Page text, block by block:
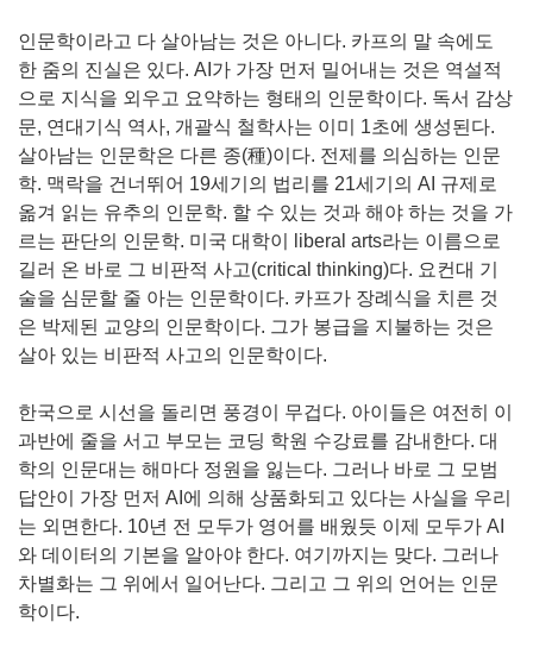
인문학이라고 다 살아남는 것은 아니다. 카프의 말 속에도
한 줌의 진실은 있다. AI가 가장 먼저 밀어내는 것은 역설적
으로 지식을 외우고 요약하는 형태의 인문학이다. 독서 감상
문, 연대기식 역사, 개괄식 철학사는 이미 1초에 생성된다.
살아남는 인문학은 다른 종(種)이다. 전제를 의심하는 인문
학. 맥락을 건너뛰어 19세기의 법리를 21세기의 AI 규제로
옮겨 읽는 유추의 인문학. 할 수 있는 것과 해야 하는 것을 가
르는 판단의 인문학. 미국 대학이 liberal arts라는 이름으로
길러 온 바로 그 비판적 사고(critical thinking)다. 요컨대 기
술을 심문할 줄 아는 인문학이다. 카프가 장례식을 치른 것
은 박제된 교양의 인문학이다. 그가 봉급을 지불하는 것은
살아 있는 비판적 사고의 인문학이다.
한국으로 시선을 돌리면 풍경이 무겁다. 아이들은 여전히 이
과반에 줄을 서고 부모는 코딩 학원 수강료를 감내한다. 대
학의 인문대는 해마다 정원을 잃는다. 그러나 바로 그 모범
답안이 가장 먼저 AI에 의해 상품화되고 있다는 사실을 우리
는 외면한다. 10년 전 모두가 영어를 배웠듯 이제 모두가 AI
와 데이터의 기본을 알아야 한다. 여기까지는 맞다. 그러나
차별화는 그 위에서 일어난다. 그리고 그 위의 언어는 인문
학이다.